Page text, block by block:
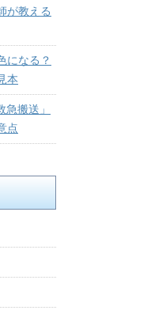
が教える
になる？
本
搬送」
点